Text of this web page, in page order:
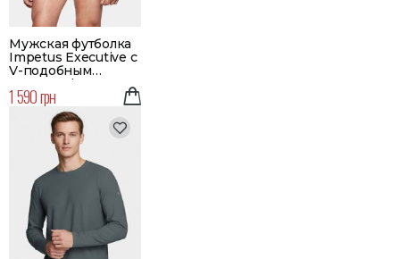
Мужская футболка
Impetus Executive с
V-подобным
вырезом | Цвет
белый
1 590 грн